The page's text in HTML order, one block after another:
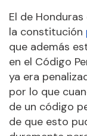
El de
la constitución
que además
en el Código
ya era
por lo que
de un código
de que esto